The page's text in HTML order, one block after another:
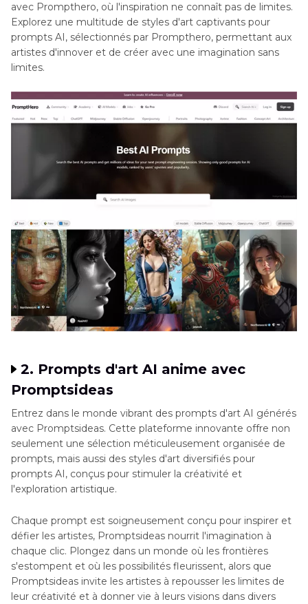
avec Prompthero, où l'inspiration ne connaît pas de limites.
Explorez une multitude de styles d'art captivants pour
prompts AI, sélectionnés par Prompthero, permettant aux
artistes d'innover et de créer avec une imagination sans
limites.
2. Prompts d'art AI anime avec
Promptsideas
Entrez dans le monde vibrant des prompts d'art AI générés
avec Promptsideas. Cette plateforme innovante offre non
seulement une sélection méticuleusement organisée de
prompts, mais aussi des styles d'art diversifiés pour
prompts AI, conçus pour stimuler la créativité et
l'exploration artistique.
Chaque prompt est soigneusement conçu pour inspirer et
défier les artistes, Promptsideas nourrit l'imagination à
chaque clic. Plongez dans un monde où les frontières
s'estompent et où les possibilités fleurissent, alors que
Promptsideas invite les artistes à repousser les limites de
leur créativité et à donner vie à leurs visions dans divers